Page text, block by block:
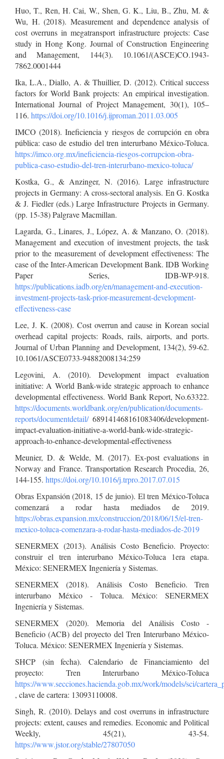
Huo, T., Ren, H. Cai, W., Shen, G. K., Liu, B., Zhu, M. &
Wu, H. (2018). Measurement and dependence analysis of
cost overruns in megatransport infrastructure projects: Case
study in Hong Kong. Journal of Construction Engineering
and Management, 144(3). 10.1061/(ASCE)CO.1943-
7862.0001444
Ika, L.A., Diallo, A. & Thuillier, D. (2012). Critical success
factors for World Bank projects: An empirical investigation.
International Journal of Project Management, 30(1), 105–
116. https://doi.org/10.1016/j.ijproman.2011.03.005
IMCO (2018). Ineficiencia y riesgos de corrupción en obra
pública: caso de estudio del tren interurbano México-Toluca.
https://imco.org.mx/ineficiencia-riesgos-corrupcion-obra-
publica-caso-estudio-del-tren-interurbano-mexico-toluca/
Kostka, G., & Anzinger, N. (2016). Large infrastructure
projects in Germany: A cross-sectoral analysis. En G. Kostka
& J. Fiedler (eds.) Large Infrastructure Projects in Germany.
(pp. 15-38) Palgrave Macmillan.
Lagarda, G., Linares, J., López, A. & Manzano, O. (2018).
Management and execution of investment projects, the task
prior to the measurement of development effectiveness: The
case of the Inter-American Development Bank. IDB Working
Paper Series, IDB-WP-918.
https://publications.iadb.org/en/management-and-execution-
investment-projects-task-prior-measurement-development-
effectiveness-case
Lee, J. K. (2008). Cost overrun and cause in Korean social
overhead capital projects: Roads, rails, airports, and ports.
Journal of Urban Planning and Development, 134(2), 59-62.
10.1061/ASCE0733-94882008134:259
Legovini, A. (2010). Development impact evaluation
initiative: A World Bank-wide strategic approach to enhance
developmental effectiveness. World Bank Report, No.63322.
https://documents.worldbank.org/en/publication/documents-
reports/documentdetail/689141468161083406/development-
impact-evaluation-initiative-a-world-bank-wide-strategic-
approach-to-enhance-developmental-effectiveness
Meunier, D. & Welde, M. (2017). Ex-post evaluations in
Norway and France. Transportation Research Procedia, 26,
144-155. https://doi.org/10.1016/j.trpro.2017.07.015
Obras Expansión (2018, 15 de junio). El tren México-Toluca
comenzará a rodar hasta mediados de 2019.
https://obras.expansion.mx/construccion/2018/06/15/el-tren-
mexico-toluca-comenzara-a-rodar-hasta-mediados-de-2019
SENERMEX (2013). Análisis Costo Beneficio. Proyecto:
construir el tren interurbano México-Toluca 1era etapa.
México: SENERMEX Ingeniería y Sistemas.
SENERMEX (2018). Análisis Costo Beneficio. Tren
interurbano México - Toluca. México: SENERMEX
Ingeniería y Sistemas.
SENERMEX (2020). Memoria del Análisis Costo -
Beneficio (ACB) del proyecto del Tren Interurbano México-
Toluca. México: SENERMEX Ingeniería y Sistemas.
SHCP (sin fecha). Calendario de Financiamiento del
proyecto: Tren Interurbano México-Toluca
https://www.secciones.hacienda.gob.mx/work/models/sci/
, clave de cartera: 13093110008.
Singh, R. (2010). Delays and cost overruns in infrastructure
projects: extent, causes and remedies. Economic and Political
Weekly, 45(21), 43-54.
https://www.jstor.org/stable/27807050